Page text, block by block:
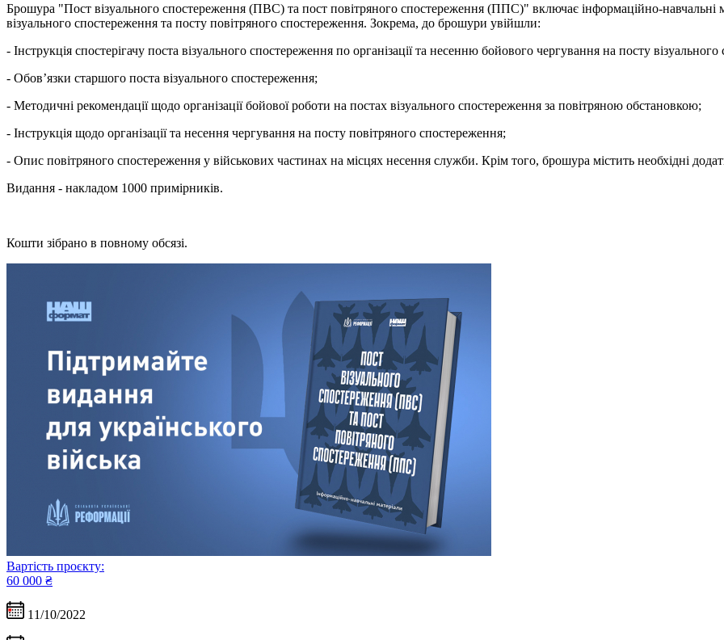
Брошура "Пост візуального спостереження (ПВС) та пост повітряного спостереження (ППС)" включає інформаційно-навчальні
візуального спостереження та посту повітряного спостереження. Зокрема, до брошури увійшли:
- Інструкція спостерігачу поста візуального спостереження по організації та несенню бойового чергування на посту
- Обов’язки старшого поста візуального спостереження;
- Методичні рекомендації щодо організації бойової роботи на постах візуального спостереження за повітряною обстановкою;
- Інструкція щодо організації та несення чергування на посту повітряного спостереження;
- Опис повітряного спостереження у військових частинах на місцях несення служби. Крім того, брошура містить необхідні
Видання - накладом 1000 примірників.
Кошти зібрано в повному обсязі.
Вартість проєкту:
60 000 ₴
11/10/2022